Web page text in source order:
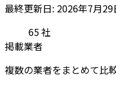
最終更新日: 2026年7月29
65社
掲載業者
複数の業者をまとめて比